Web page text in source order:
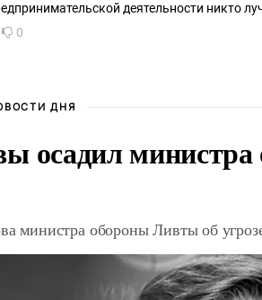
деятельности никто
0
ДНЯ
осадил министра
министра обороны Ливты об